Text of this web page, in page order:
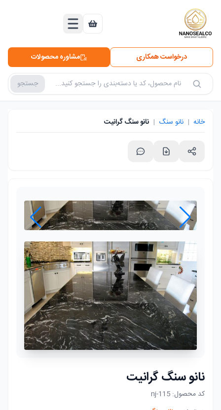
درخواست همکاری مشاوره محصولات
جستجو در محصولات جستجو
خانه | نانو سنگ | نانو سنگ گرانیت
نانو سنگ گرانیت
کد محصول: nj-115